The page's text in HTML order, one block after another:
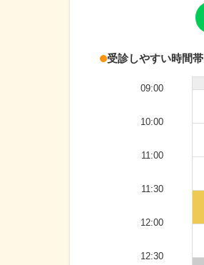
受診しやすい時間帯
09:00
10:00
11:00
11:30
12:00
12:30